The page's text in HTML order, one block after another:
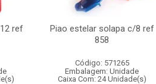
ref
Piao estelar solapa c/8 ref
858
Código: 571265
Embalagem: Unidade
Caixa Com: 24 Unidade(s)